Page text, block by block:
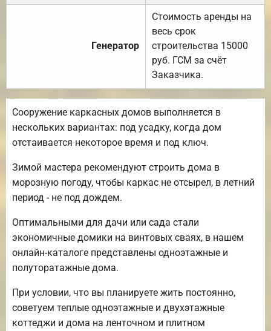
Генератор
Стоимость аренды на
весь срок
строительства 15000
руб. ГСМ за счёт
Заказчика.
Сооружение каркасных домов выполняется в
нескольких вариантах: под усадку, когда дом
отстаивается некоторое время и под ключ.
Зимой мастера рекомендуют строить дома в
морозную погоду, чтобы каркас не отсырел, в летний
период - не под дождем.
Оптимальными для дачи или сада стали
экономичные домики на винтовых сваях, в нашем
онлайн-каталоге представлены одноэтажные и
полуторатажные дома.
При условии, что вы планируете жить постоянно,
советуем теплые одноэтажные и двухэтажные
коттеджи и дома на ленточном и плитном